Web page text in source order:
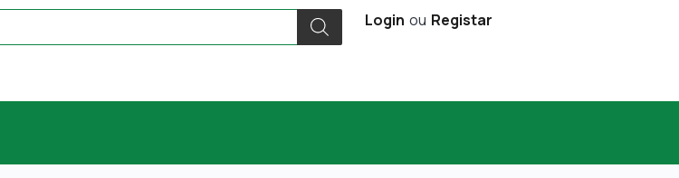
Login ou Registar